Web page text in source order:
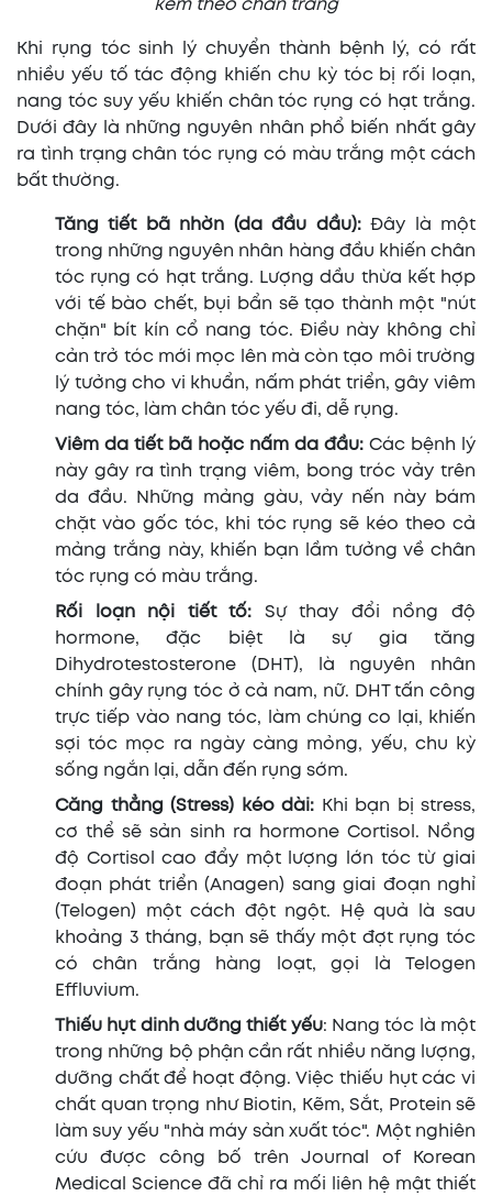
kèm theo chân trắng
Khi rụng tóc sinh lý chuyển thành bệnh lý, có rất
nhiều yếu tố tác động khiến chu kỳ tóc bị rối loạn,
nang tóc suy yếu khiến chân tóc rụng có hạt trắng.
Dưới đây là những nguyên nhân phổ biến nhất gây
ra tình trạng chân tóc rụng có màu trắng một cách
bất thường.
Tăng tiết bã nhờn (da đầu dầu):Đây là một
trong những nguyên nhân hàng đầu khiến chân
tóc rụng có hạt trắng. Lượng dầu thừa kết hợp
với tế bào chết, bụi bẩn sẽ tạo thành một "nút
chặn" bít kín cổ nang tóc. Điều này không chỉ
cản trở tóc mới mọc lên mà còn tạo môi trường
lý tưởng cho vi khuẩn, nấm phát triển, gây viêm
nang tóc, làm chân tóc yếu đi, dễ rụng.
Viêm da tiết bã hoặc nấm da đầu: Các bệnh lý
này gây ra tình trạng viêm, bong tróc vảy trên
da đầu. Những mảng gàu, vảy nến này bám
chặt vào gốc tóc, khi tóc rụng sẽ kéo theo cả
mảng trắng này, khiến bạn lầm tưởng về chân
tóc rụng có màu trắng.
Rối loạn nội tiết tố: Sự thay đổi nồng độ
hormone, đặc biệt là sự gia tăng
Dihydrotestosterone (DHT), là nguyên nhân
chính gây rụng tóc ở cả nam, nữ. DHT tấn công
trực tiếp vào nang tóc, làm chúng co lại, khiến
sợi tóc mọc ra ngày càng mỏng, yếu, chu kỳ
sống ngắn lại, dẫn đến rụng sớm.
Căng thẳng (Stress) kéo dài: Khi bạn bị stress,
cơ thể sẽ sản sinh ra hormone Cortisol. Nồng
độ Cortisol cao đẩy một lượng lớn tóc từ giai
đoạn phát triển (Anagen) sang giai đoạn nghỉ
(Telogen) một cách đột ngột. Hệ quả là sau
khoảng 3 tháng, bạn sẽ thấy một đợt rụng tóc
có chân trắng hàng loạt, gọi là Telogen
Effluvium.
Thiếu hụt dinh dưỡng thiết yếu: Nang tóc là một
trong những bộ phận cần rất nhiều năng lượng,
dưỡng chất để hoạt động. Việc thiếu hụt các vi
chất quan trọng như Biotin, Kẽm, Sắt, Protein sẽ
làm suy yếu "nhà máy sản xuất tóc". Một nghiên
cứu được công bố trên Journal of Korean
Medical Science đã chỉ ra mối liên hệ mật thiết